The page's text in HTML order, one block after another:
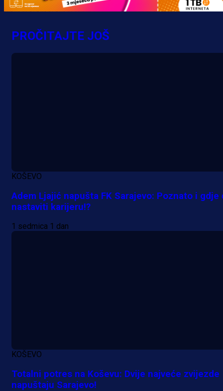
A Selekcija
Lukić seli u Bundesligu? Dva
PROČITAJTE JOŠ
KOŠEVO
Adem Ljajić napušta FK Sarajevo: Poznato i gdje
nastaviti karijeru!?
1 sedmica 1 dan
KOŠEVO
Totalni potres na Koševu: Dvije najveće zvijezde
napuštaju Sarajevo!